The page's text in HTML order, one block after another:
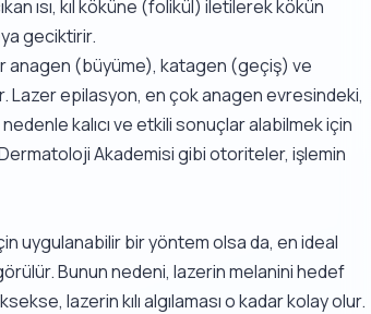
ısı, kıl köküne (folikül) iletilerek kökün
geciktirir.
anagen (büyüme), katagen (geçiş) ve
Lazer epilasyon, en çok anagen evresindeki,
kalıcı ve etkili sonuçlar alabilmek için
Akademisigibi otoriteler, işlemin
uygulanabilir bir yöntem olsa da, en ideal
Bunun nedeni, lazerin melanini hedef
lazerin kılı algılaması o kadar kolay olur.